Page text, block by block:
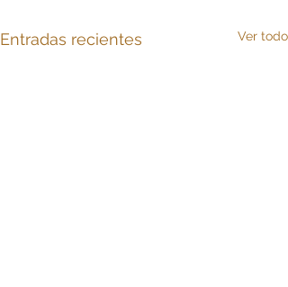
Entradas recientes Ver todo